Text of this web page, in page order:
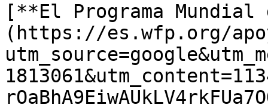
[**El Programa
(https://es.wfp.org/